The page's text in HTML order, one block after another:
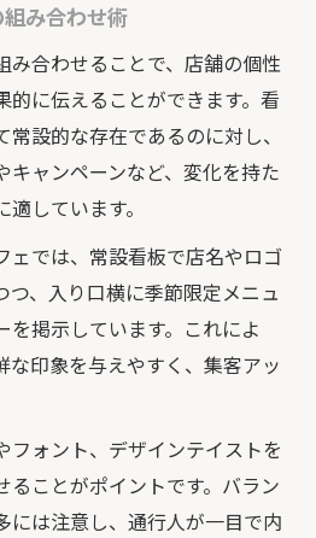
み合わせ術
み合わせることで、店舗の個性
的に伝えることができます。看
設的な存在であるのに対し、
キャンペーンなど、変化を持た
しています。
ェでは、常設看板で店名やロゴ
つ、入り口横に季節限定メニュ
を掲示しています。これによ
な印象を与えやすく、集客アッ
フォント、デザインテイストを
ることがポイントです。バラン
には注意し、通行人が一目で内